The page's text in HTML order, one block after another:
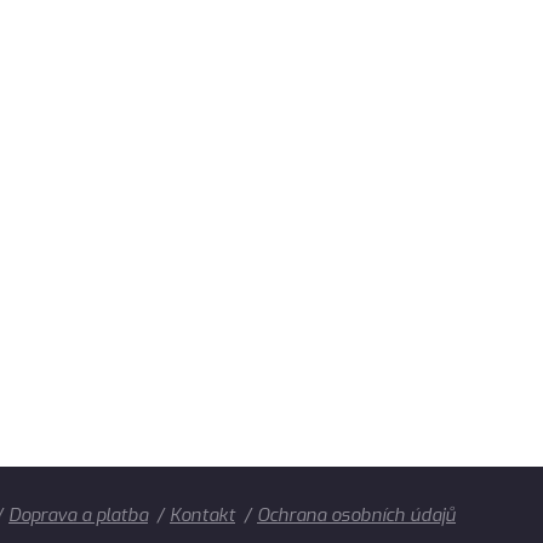
Doprava a platba Kontakt Ochrana osobních údajů